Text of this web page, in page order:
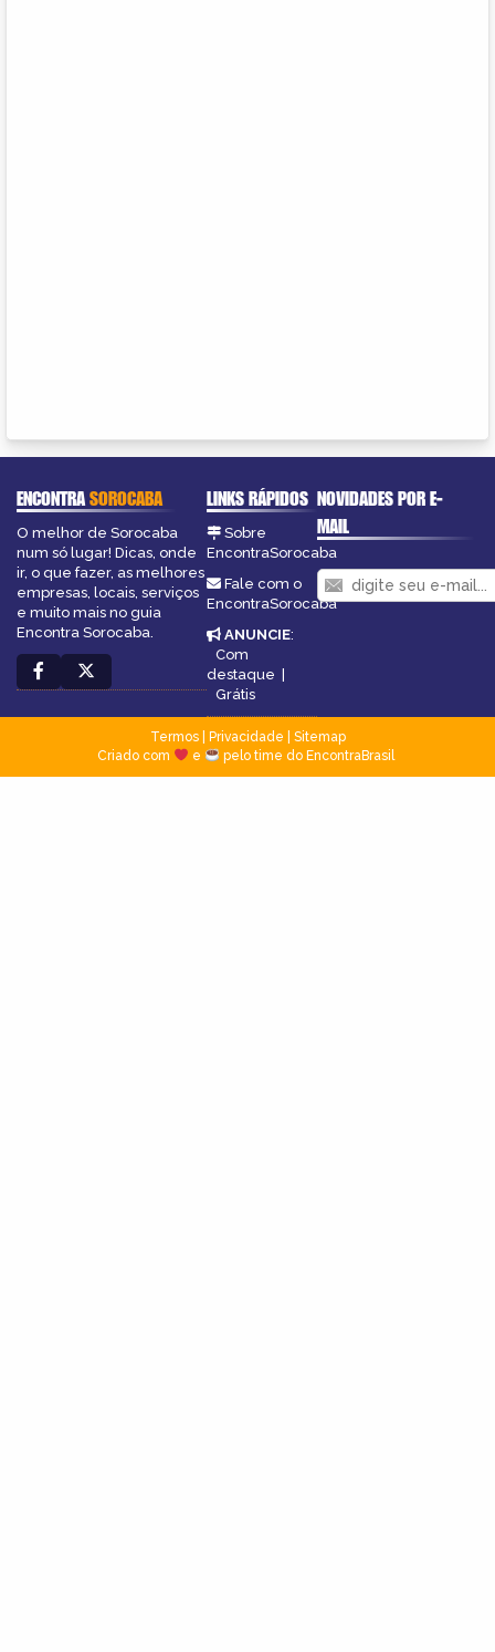
ENCONTRASOROCABA
O melhor de Sorocaba
num só lugar! Dicas, onde
ir, o que fazer, as melhores
empresas, locais, serviços
e muito mais no guia
Encontra Sorocaba.
LINKS RÁPIDOS
Sobre
EncontraSorocaba
Fale com o
EncontraSorocaba
ANUNCIE:
Com
destaque |
Grátis
NOVIDADES POR E-
MAIL
Termos| Privacidade
Sitemap
Criado com
e pelo time do EncontraBrasil